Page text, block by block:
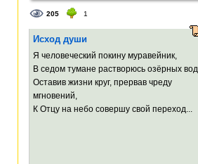
205 1
Исход души
Я человеческий покину муравейник,
В седом тумане растворюсь озёрных вод,
Оставив жизни круг, прервав чреду
мгновений,
К Отцу на небо совершу свой переход...